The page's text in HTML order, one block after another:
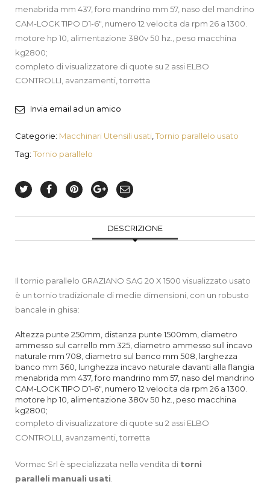
menabrida mm 437, foro mandrino mm 57, naso del mandrino
CAM-LOCK TIPO D1-6″, numero 12 velocita da rpm 26 a 1300.
motore hp 10, alimentazione 380v 50 hz., peso macchina
kg2800;
completo di visualizzatore di quote su 2 assi ELBO
CONTROLLI, avanzamenti, torretta
Invia email ad un amico
Categorie: Macchinari Utensili usati Tornio parallelo usato
Tag: Tornio parallelo
DESCRIZIONE
Il tornio parallelo GRAZIANO SAG 20 X 1500 visualizzato usato
è un tornio tradizionale di medie dimensioni, con un robusto
bancale in ghisa:
Altezza punte 250mm, distanza punte 1500mm, diametro
ammesso sul carrello mm 325, diametro ammesso sull incavo
naturale mm 708, diametro sul banco mm 508, larghezza
banco mm 360, lunghezza incavo naturale davanti alla flangia
menabrida mm 437, foro mandrino mm 57, naso del mandrino
CAM-LOCK TIPO D1-6″, numero 12 velocita da rpm 26 a 1300.
motore hp 10, alimentazione 380v 50 hz., peso macchina
kg2800;
completo di visualizzatore di quote su 2 assi ELBO
CONTROLLI, avanzamenti, torretta
Vormac Srl è specializzata nella vendita di torni
paralleli manuali usati